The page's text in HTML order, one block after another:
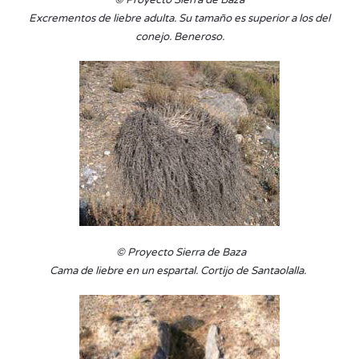
Excrementos de liebre adulta. Su tamaño es superior a los del
conejo. Beneroso.
© Proyecto Sierra de Baza
Cama de liebre en un espartal. Cortijo de Santaolalla.